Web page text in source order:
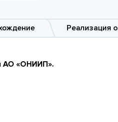
Реализация
АО «ОНИИП».